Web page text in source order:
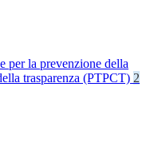
per la prevenzione della
trasparenza (PTPCT) 2